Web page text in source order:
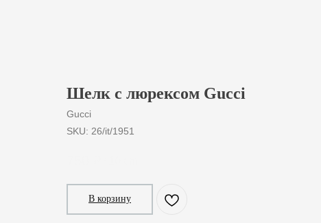
Шелк с люрексом Gucci
Gucci
SKU: 26/it/1951
В корзину